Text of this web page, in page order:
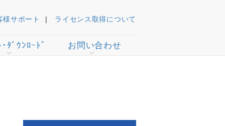
様サポート ライセンス取得について
ﾀﾞｳﾝﾛｰﾄﾞ お問い合わせ